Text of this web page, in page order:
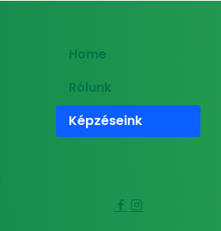
Home
Rólunk
Képzéseink